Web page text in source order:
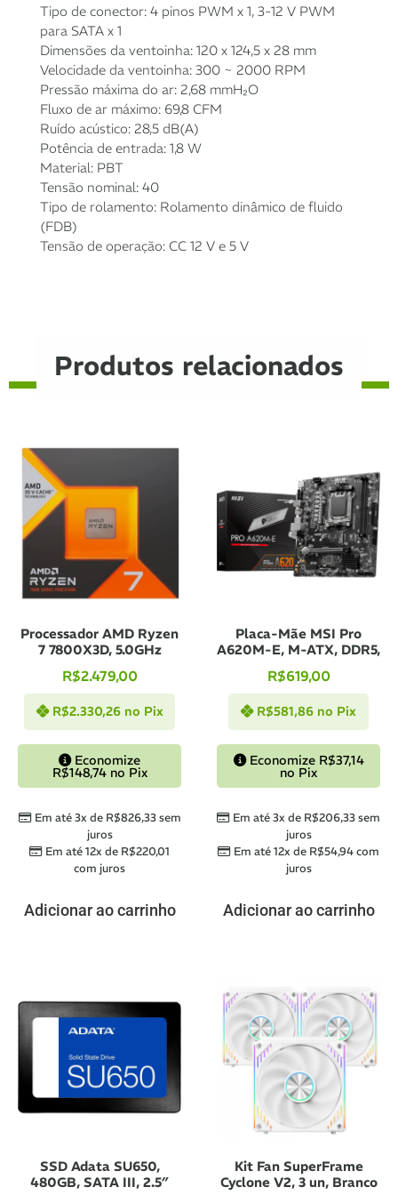
5x deR$ 187,29
juros
6x deR$157,00com
juros
R$
7x de R$135,90
com
juros
8x de
juros
juros
juros
Tipo de conector: 4 pinos PWM x 1, 3-12 V PWM
para SATA x 1
Dimensões da ventoinha: 120 x 124,5 x 28 mm
Velocidade da ventoinha: 300 ~ 2000 RPM
Pressão máxima do ar: 2,68 mmH₂O
Fluxo de ar máximo: 69,8 CFM
Ruído acústico: 28,5 dB(A)
Potência de entrada: 1,8 W
Material: PBT
Tensão nominal: 40
Tipo de rolamento: Rolamento dinâmico de fluido
(FDB)
Tensão de operação: CC 12 V e 5 V
Produtos relacionados
Processador AMD Ryzen
7 7800X3D, 5.0GHz
R$2.479,00
Em até 3x de R$826,33sem
juros
Em até 12x de R$220,01
com juros
R$2.330,26 no Pix
Economize
R$148,74no Pix
Adicionar ao carrinho
Placa-Mãe MSI Pro
A620M-E, M-ATX, DDR5,
R$619,00
Em até 3x de R$206,33sem
juros
Em até 12x de R$54,94com
juros
R$581,86 no Pix
Economize R$37,14
no Pix
Adicionar ao carrinho
SSD Adata SU650,
480GB, SATA III, 2.5″
Kit Fan SuperFrame
Cyclone V2, 3 un, Branco